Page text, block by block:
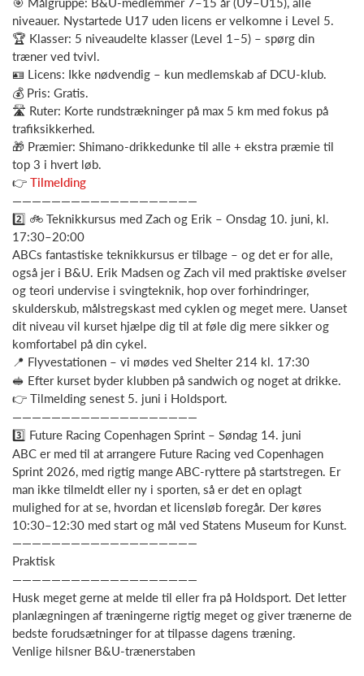
niveauer. Nystartede U17 uden licens er velkomne i Level 5.
🏆 Klasser: 5 niveaudelte klasser (Level 1–5) – spørg din
træner ved tvivl.
🪪 Licens: Ikke nødvendig – kun medlemskab af DCU-klub.
💰 Pris: Gratis.
🛣️ Ruter: Korte rundstrækninger på max 5 km med fokus på
trafiksikkerhed.
🎁 Præmier: Shimano-drikkedunke til alle + ekstra præmie til
top 3 i hvert løb.
👉 Tilmelding
———————————————————
2️⃣ 🚲 Teknikkursus med Zach og Erik – Onsdag 10. juni, kl.
17:30–20:00
ABCs fantastiske teknikkursus er tilbage – og det er for alle,
også jer i B&U. Erik Madsen og Zach vil med praktiske øvelser
og teori undervise i svingteknik, hop over forhindringer,
skulderskub, målstregskast med cyklen og meget mere. Uanset
dit niveau vil kurset hjælpe dig til at føle dig mere sikker og
komfortabel på din cykel.
📍 Flyvestationen – vi mødes ved Shelter 214 kl. 17:30
🥪 Efter kurset byder klubben på sandwich og noget at drikke.
👉 Tilmelding senest 5. juni i Holdsport.
———————————————————
3️⃣ Future Racing Copenhagen Sprint – Søndag 14. juni
ABC er med til at arrangere Future Racing ved Copenhagen
Sprint 2026, med rigtig mange ABC-ryttere på startstregen. Er
man ikke tilmeldt eller ny i sporten, så er det en oplagt
mulighed for at se, hvordan et licensløb foregår. Der køres
10:30–12:30 med start og mål ved Statens Museum for Kunst.
———————————————————
Praktisk
———————————————————
Husk meget gerne at melde til eller fra på Holdsport. Det letter
planlægningen af træningerne rigtig meget og giver trænerne de
bedste forudsætninger for at tilpasse dagens træning.
Venlige hilsner B&U-trænerstaben